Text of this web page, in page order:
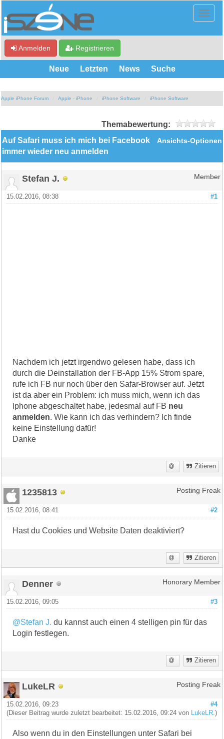
Anmelden Registrieren
Neue Letzten News Suche
Apple iPhone Forum Apple - iPhone iPhone Software iPhone Software
Themabewertung:
Ansichts-Optionen
Auf Safari muss ich mich bei Facebook
immer wieder neu anmelden
Stefan J. Member
#1
15.02.2016, 08:38
Nachdem ich jetzt irgendwo gelesen habe, dass ich
durch die Deinstallation der FB-App 15% Strom spare,
rufe ich FB nur noch über den Safar-Browser auf. Jetzt
ist da aber ein Problem: ich muss mich, wenn ich das
Iphone abgeschaltet habe, jedesmal auf FB neu
anmelden. Wie kann ich das verhindern? Ich finde
keine Einstellung dafür!
Danke
Zitieren
1235813 Posting Freak
#2
15.02.2016, 08:41
Hast du Cookies und Website Daten deaktiviert?
Zitieren
Denner Honorary Member
#3
15.02.2016, 09:05
@Stefan J. du kannst auch einen 4 stelligen pin für das
Login festlegen.
Zitieren
LukeLR Posting Freak
#4
15.02.2016, 09:23
(Dieser Beitrag wurde zuletzt bearbeitet: 15.02.2016, 09:24 von
LukeLR .)
Also wenn du in den Einstellungen unter Safari bei